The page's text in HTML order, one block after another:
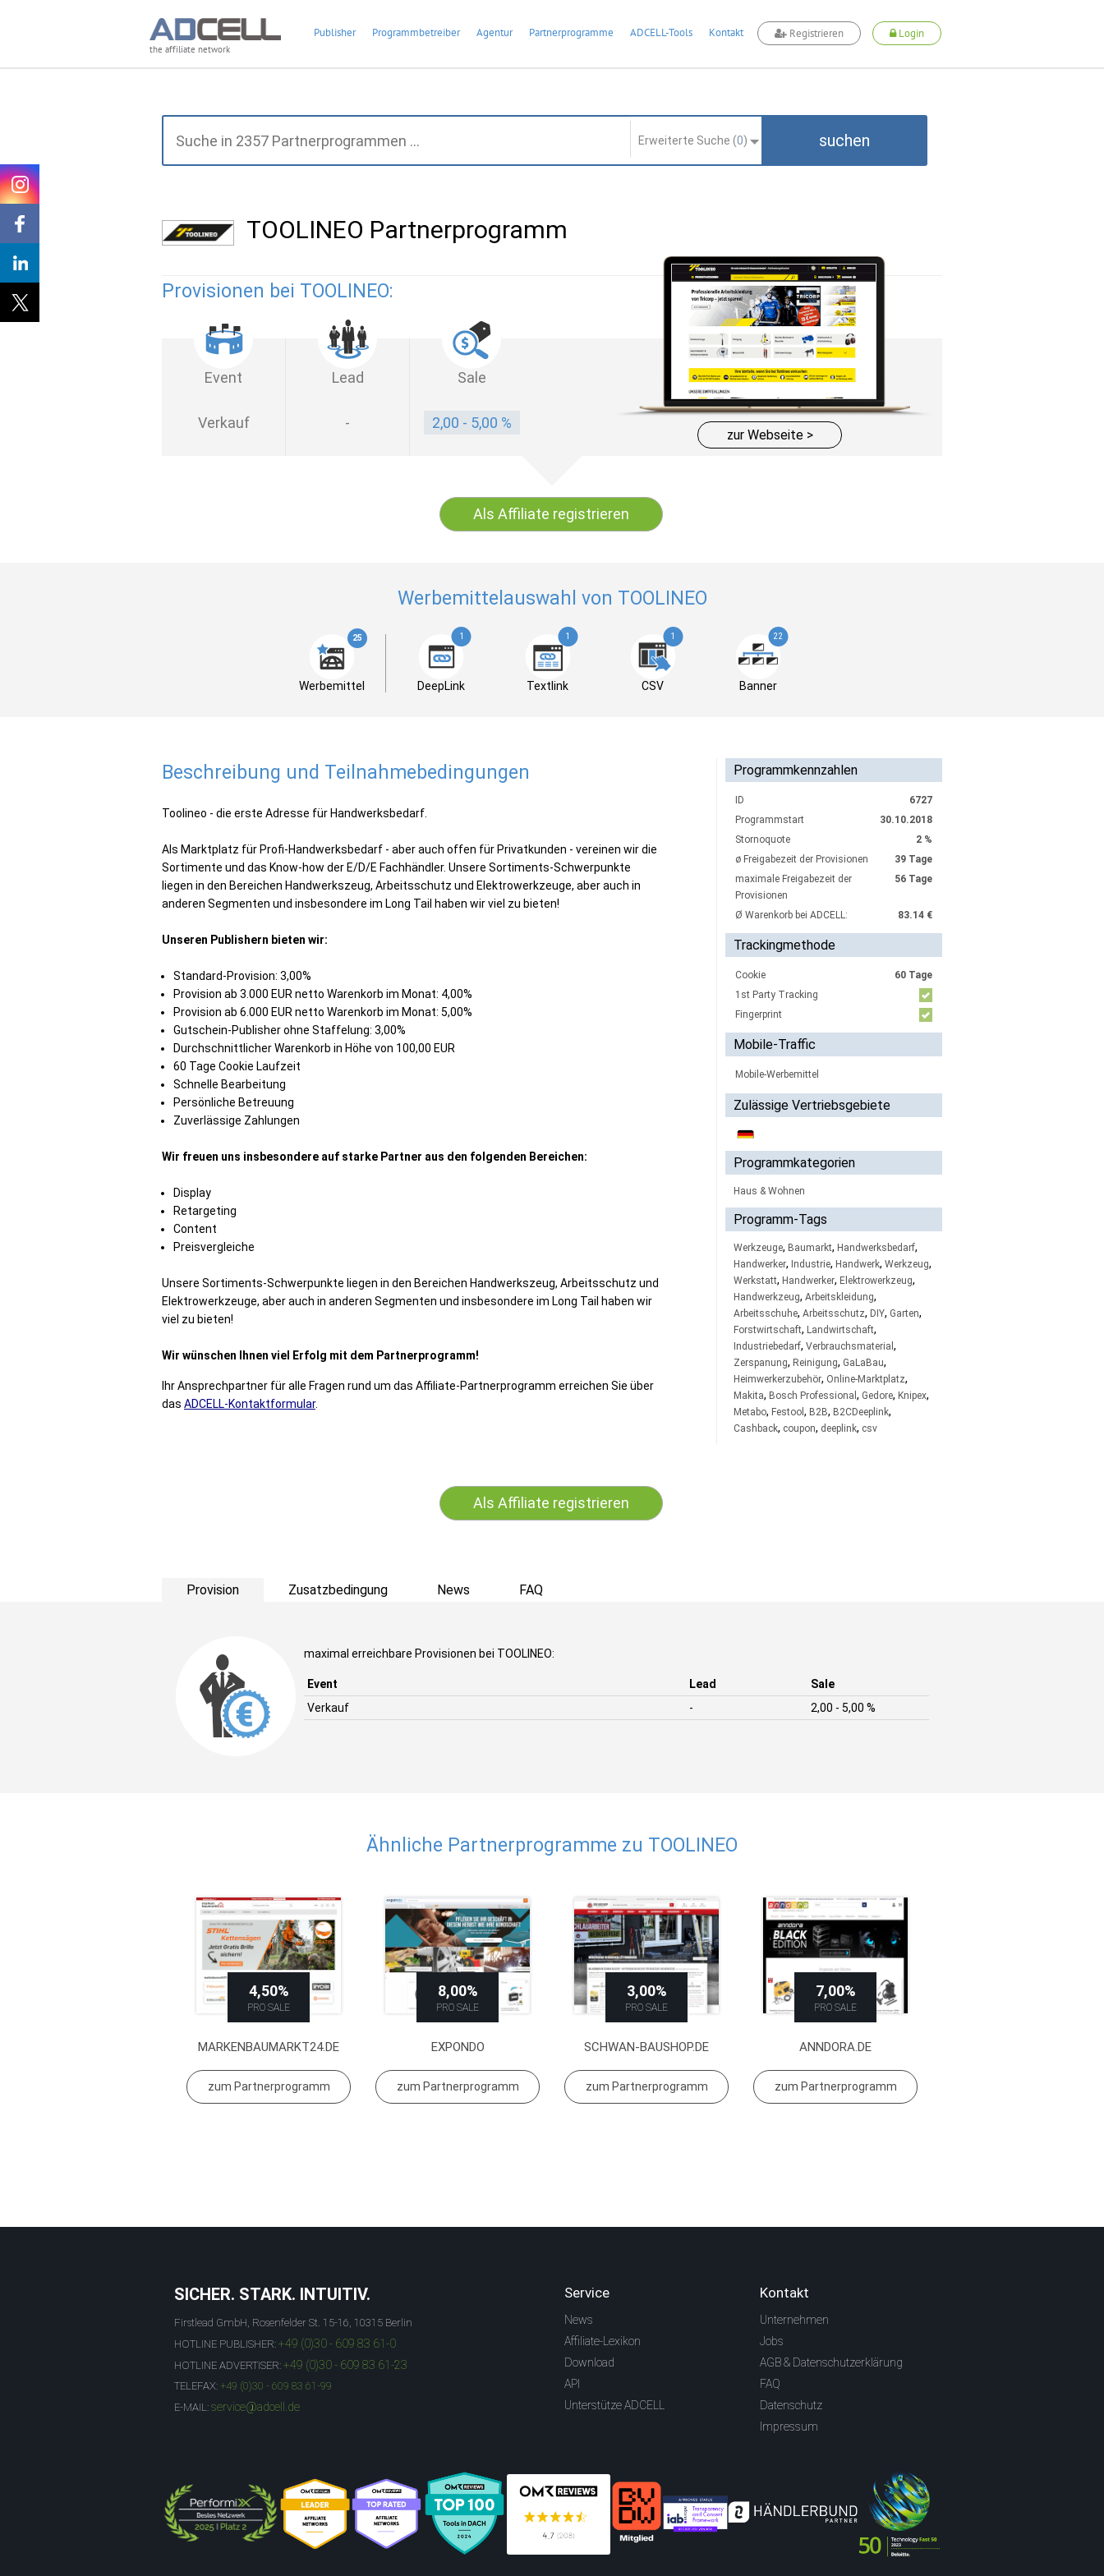
the affiliate network
Publisher Programmbetreiber Agentur Partnerprogramme ADCELL-Tools Kontakt Registrieren Login
Erweiterte Suche (0) suchen
TOOLINEO Partnerprogramm
Provisionen bei TOOLINEO:
Event Lead Sale
Verkauf - 2,00 - 5,00 %
zur Webseite >
Als Affiliate registrieren
Werbemittelauswahl von TOOLINEO
25
Werbemittel
1
DeepLink
1
Textlink
1
CSV
22
Banner
Beschreibung und Teilnahmebedingungen
Toolineo - die erste Adresse für Handwerksbedarf.
Als Marktplatz für Profi-Handwerksbedarf - aber auch offen für Privatkunden - vereinen wir die
Sortimente und das Know-how der E/D/E Fachhändler. Unsere Sortiments-Schwerpunkte
liegen in den Bereichen Handwerkszeug, Arbeitsschutz und Elektrowerkzeuge, aber auch in
anderen Segmenten und insbesondere im Long Tail haben wir viel zu bieten!
Unseren Publishern bieten wir:
Standard-Provision: 3,00%
Provision ab 3.000 EUR netto Warenkorb im Monat: 4,00%
Provision ab 6.000 EUR netto Warenkorb im Monat: 5,00%
Gutschein-Publisher ohne Staffelung: 3,00%
Durchschnittlicher Warenkorb in Höhe von 100,00 EUR
60 Tage Cookie Laufzeit
Schnelle Bearbeitung
Persönliche Betreuung
Zuverlässige Zahlungen
Wir freuen uns insbesondere auf starke Partner aus den folgenden Bereichen:
Display
Retargeting
Content
Preisvergleiche
Unsere Sortiments-Schwerpunkte liegen in den Bereichen Handwerkszeug, Arbeitsschutz und
Elektrowerkzeuge, aber auch in anderen Segmenten und insbesondere im Long Tail haben wir
viel zu bieten!
Wir wünschen Ihnen viel Erfolg mit dem Partnerprogramm!
Ihr Ansprechpartner für alle Fragen rund um das Affiliate-Partnerprogramm erreichen Sie über
das ADCELL-Kontaktformular.
Programmkennzahlen
ID
6727
Programmstart
30.10.2018
Stornoquote
2 %
ø Freigabezeit der Provisionen
39 Tage
maximale Freigabezeit der
Provisionen
56 Tage
Ø Warenkorb bei ADCELL: 83.14 €
Trackingmethode
Cookie
60 Tage
1st Party Tracking
Fingerprint
Mobile-Traffic
Mobile-Werbemittel
Zulässige Vertriebsgebiete
Programmkategorien
Haus & Wohnen
Programm-Tags
Werkzeuge, Baumarkt, Handwerksbedarf,
Handwerker, Industrie, Handwerk, Werkzeug,
Werkstatt, Handwerker, Elektrowerkzeug,
Handwerkzeug, Arbeitskleidung,
Arbeitsschuhe, Arbeitsschutz, DIY, Garten,
Forstwirtschaft, Landwirtschaft,
Industriebedarf, Verbrauchsmaterial ,
Zerspanung, Reinigung, GaLaBau,
Heimwerkerzubehör, Online-Marktplatz,
Makita, Bosch Professional , Gedore, Knipex,
Metabo, Festool , B2B, B2CDeeplink,
Cashback, coupon, deeplink, csv
Als Affiliate registrieren
Provision Zusatzbedingung News FAQ
maximal erreichbare Provisionen bei TOOLINEO:
Event Lead
Sale
Verkauf
- 2,00 - 5,00 %
Ähnliche Partnerprogramme zu TOOLINEO
4,50%
PRO SALE
MARKENBAUMARKT24.DE
zum Partnerprogramm
8,00%
PRO SALE
EXPONDO
zum Partnerprogramm
3,00%
PRO SALE
SCHWAN-BAUSHOP.DE
zum Partnerprogramm
7,00%
PRO SALE
ANNDORA.DE
zum Partnerprogramm
SICHER. STARK. INTUITIV.
Firstlead GmbH, Rosenfelder St. 15-16, 10315 Berlin
HOTLINE PUBLISHER: +49 (0)30 - 609 83 61-0
HOTLINE ADVERTISER: +49 (0)30 - 609 83 61-23
TELEFAX: +49 (0)30 - 609 83 61-99
E-MAIL: service@adcell.de
Service
News
Affiliate-Lexikon
Download
API
Unterstütze ADCELL
Kontakt
Unternehmen
Jobs
AGB & Datenschutzerklärung
FAQ
Datenschutz
Impressum